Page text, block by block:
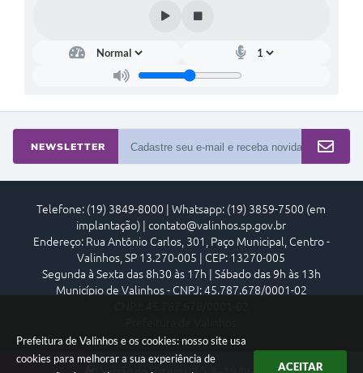
Prefeitura de Valinhos e os cookies: nosso site usa
cookies para melhorar a sua experiência de
ACEITAR
NEWSLETTER
Telefone: (19) 3849-8000 | Whatsapp: (19) 3859-7500 (em
implantação) | contato@valinhos.sp.gov.br
Endereço: Rua Antônio Carlos, 301, Paço Municipal, Centro -
Valinhos, SP 13.270-005 | CEP: 13270-005
Segunda à Sexta das 8h30 às 17h | Sábado das 9h às 13h
Município de Valinhos - CNPJ: 45.787.678/0001-02